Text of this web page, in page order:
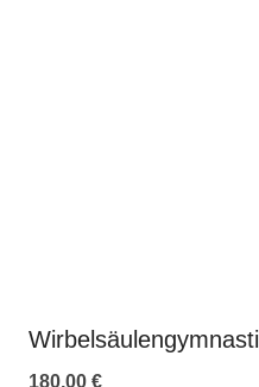
180,00 €